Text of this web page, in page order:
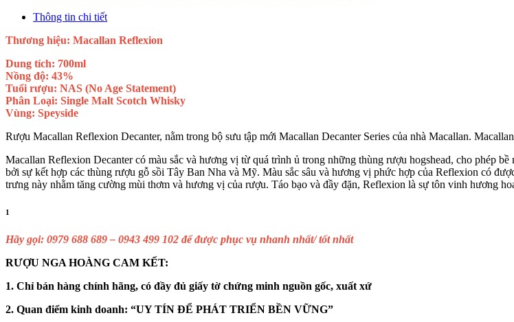
Thông tin chi tiết
Thương hiệu: Macallan Reflexion
Dung tích: 700ml
Nồng độ: 43%
Tuổi rượu: NAS (No Age Statement)
Phân Loại: Single Malt Scotch Whisky
Vùng: Speyside
Rượu Macallan Reflexion Decanter, nằm trong bộ sưu tập mới Macallan Decanter Series của nhà Macallan.
Macallan Reflexion Decanter có màu sắc và hương vị từ quá trình ủ trong những thùng rượu hogshead, cho phép
bởi sự kết hợp các thùng rượu gỗ sồi Tây Ban Nha và Mỹ. Màu sắc sâu và hương vị phức hợp của Reflexion có
trưng này nhằm tăng cường mùi thơm và hương vị của rượu. Táo bạo và đầy đặn, Reflexion là sự tôn vinh hương
1
Hãy gọi: 0979 688 689 – 0943 499 102 để được phục vụ nhanh nhất/ tốt nhất
RƯỢU NGA HOÀNG CAM KẾT:
1. Chỉ bán hàng chính hãng, có đầy đủ giấy tờ chứng minh nguồn gốc, xuất xứ
2. Quan điểm kinh doanh: “UY TÍN ĐỂ PHÁT TRIỂN BỀN VỮNG”